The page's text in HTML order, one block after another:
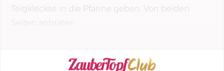
Teigkleckse in die Pfanne geben. Von beiden
Seiten anbraten.
KOCHMODUS STARTEN